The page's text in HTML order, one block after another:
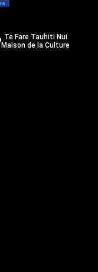
Te Fare Tauhiti Nui
Maison de la Culture